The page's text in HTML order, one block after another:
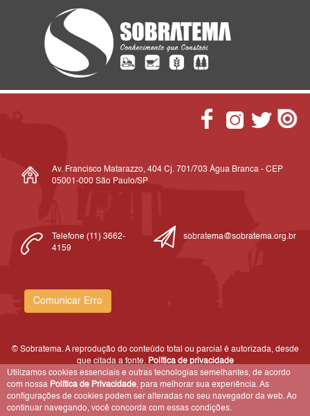
Av. Francisco Matarazzo, 404 Cj. 701/703 Água Branca - CEP
05001-000 São Paulo/SP
Telefone (11) 3662-
4159
sobratema@sobratema.org.br
Comunicar Erro
© Sobratema. A reprodução do conteúdo total ou parcial é autorizada, desde
que citada a fonte. Política de privacidade
Utilizamos cookies essenciais e outras tecnologias semelhantes, de acordo
com nossa Política de Privacidade, para melhorar sua experiência. As
configurações de cookies podem ser alteradas no seu navegador da web. Ao
continuar navegando, você concorda com essas condições.